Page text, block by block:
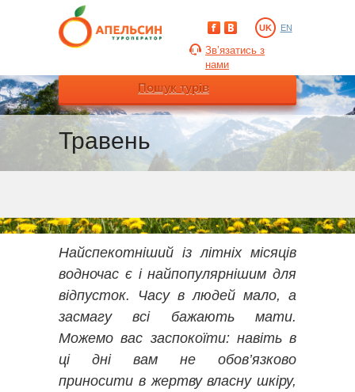
Зв’язатись з
нами
UK EN
Пошук турів
Травень
Найспекотніший із літніх місяців
водночас є і найпопулярнішим для
відпусток. Часу в людей мало, а
засмагу всі бажають мати.
Можемо вас заспокоїти: навіть в
ці дні вам не обов’язково
приносити в жертву власну шкіру,